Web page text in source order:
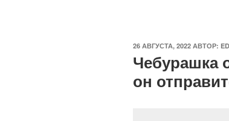
ОПУБЛИКОВАНО
26 АВГУСТА, 2022 АВТОР:
Чебурашка
он